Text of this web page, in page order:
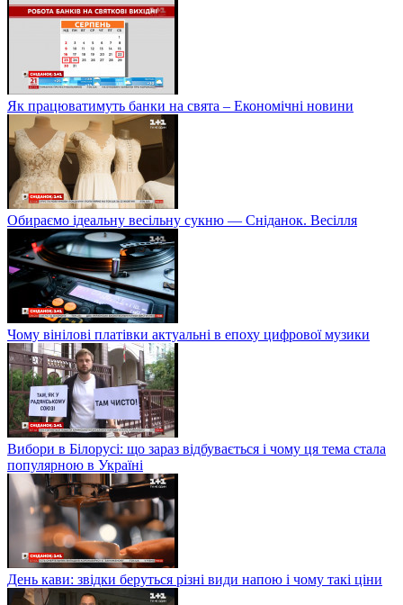
Як працюватимуть банки на свята – Економічні новини
Обираємо ідеальну весільну сукню — Сніданок. Весілля
Чому вінілові платівки актуальні в епоху цифрової музики
Вибори в Білорусі: що зараз відбувається і чому ця тема стала
популярною в Україні
День кави: звідки беруться різні види напою і чому такі ціни